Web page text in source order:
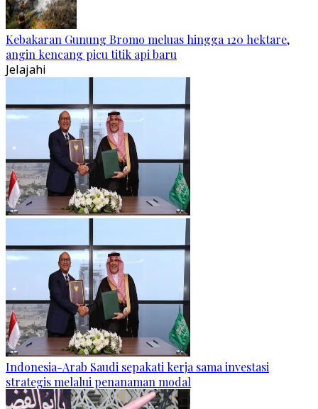
Kebakaran Gunung Bromo meluas hingga 120 hektare,
angin kencang picu titik api baru
Jelajahi
Indonesia-Arab Saudi sepakati kerja sama investasi
strategis melalui penanaman modal